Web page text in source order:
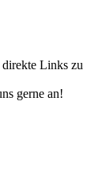
Links zu
gerne an!